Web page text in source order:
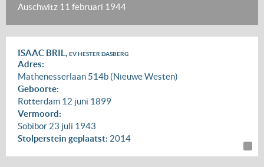
Auschwitz 11 februari 1944
ISAAC BRIL, EV HESTER DASBERG
Adres:
Mathenesserlaan 514b (Nieuwe Westen)
Geboorte:
Rotterdam 12 juni 1899
Vermoord:
Sobibor 23 juli 1943
Stolperstein geplaatst: 2014